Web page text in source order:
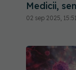
Medicii,
02 sep 2025, 15:51